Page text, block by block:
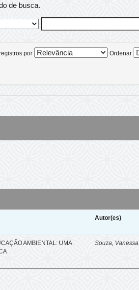
de busca.
por Ordenar
Autor(es)
AMBIENTAL: UMA
Souza, Vanessa